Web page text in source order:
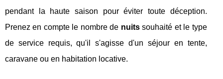
pendant la haute saison pour éviter toute déception.
Prenez en compte le nombre de nuitssouhaité et le type
de service requis, qu'il s'agisse d'un séjour en tente,
caravane ou en habitation locative.